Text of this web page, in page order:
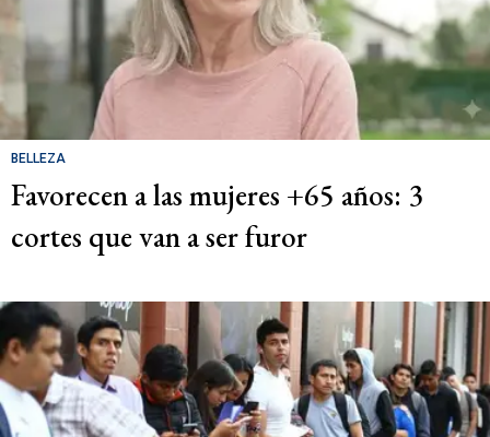
BELLEZA
Favorecen a las mujeres +65 años: 3
cortes que van a ser furor